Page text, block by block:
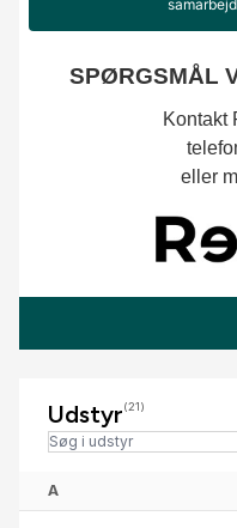
Udstyr(21)
A